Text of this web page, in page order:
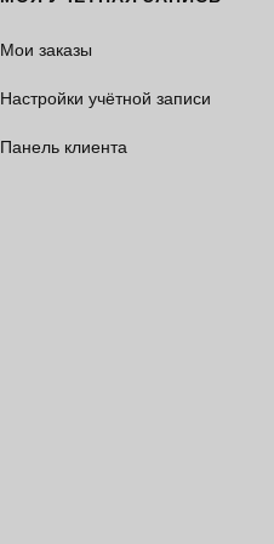
Мои заказы
Настройки учётной записи
Панель клиента